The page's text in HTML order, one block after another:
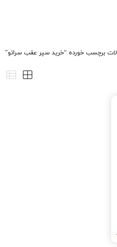
برچسب خورده “خرید سپر عقب سراتو”